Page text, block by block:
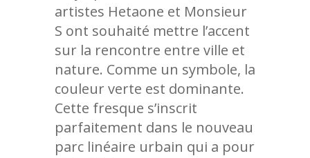
artistes Hetaone et Monsieur
S ont souhaité mettre l’accent
sur la rencontre entre ville et
nature. Comme un symbole, la
couleur verte est dominante.
Cette fresque s’inscrit
parfaitement dans le nouveau
parc linéaire urbain qui a pour